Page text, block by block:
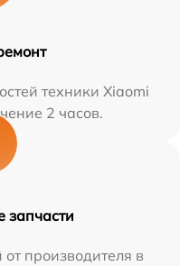
техники Xiaomi
2 часов.
запчасти
производителя в